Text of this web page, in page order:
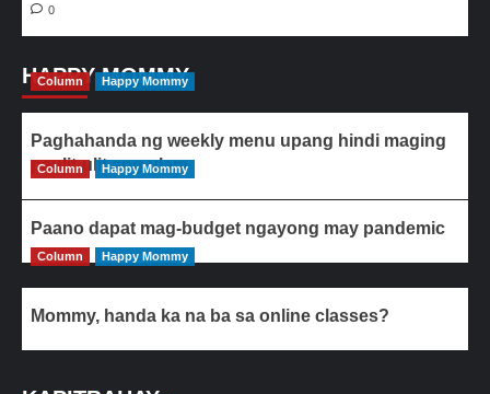
0
HAPPY MOMMY
Column Happy Mommy
Paghahanda ng weekly menu upang hindi maging
paulit-ulit ang ulam
Column Happy Mommy
Paano dapat mag-budget ngayong may pandemic
Column Happy Mommy
Mommy, handa ka na ba sa online classes?